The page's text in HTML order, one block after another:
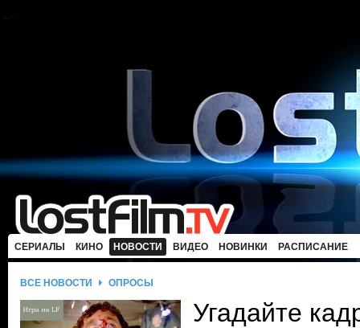
СЕРИАЛЫ КИНО НОВОСТИ ВИДЕО НОВИНКИ РАСПИСАНИЕ
ВСЕ НОВОСТИ ОПРОСЫ
Угадайте